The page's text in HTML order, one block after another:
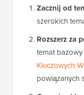
Zacznij od
szerokich
Rozszerz za
temat
Kluczowych
powiązanych